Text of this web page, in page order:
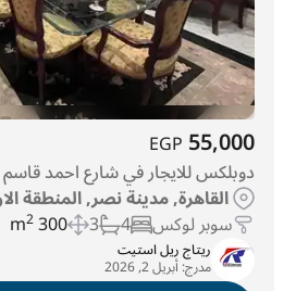
55,000
EGP
دوبلكس للايجار في شارع احمد قاسم
القاهرة, مدينة نصر, المنطقة
سوبر لوكس 4
3
300 m
2
ريتاج ريل استيت
مدرج:أبريل 2, 2026